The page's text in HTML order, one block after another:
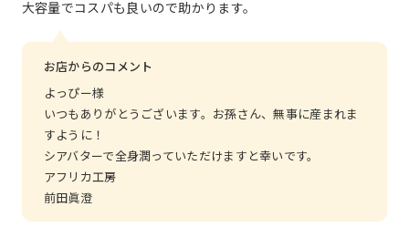
大容量でコスパも良いので助かります。
お店からのコメント
よっぴー様
いつもありがとうございます。お孫さん、無事に産まれま
すように！
シアバターで全身潤っていただけますと幸いです。
アフリカ工房
前田眞澄